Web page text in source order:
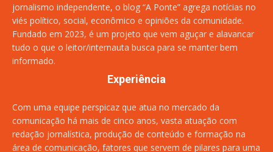
jornalismo independente, o blog “A Ponte” agrega notícias no
viés político, social, econômico e opiniões da comunidade.
Fundado em 2023, é um projeto que vem aguçar e alavancar
tudo o que o leitor/internauta busca para se manter bem
informado.
Experiência
Com uma equipe perspicaz que atua no mercado da
comunicação há mais de cinco anos, vasta atuação com
redação jornalística, produção de conteúdo e formação na
área de comunicação, fatores que servem de pilares para uma